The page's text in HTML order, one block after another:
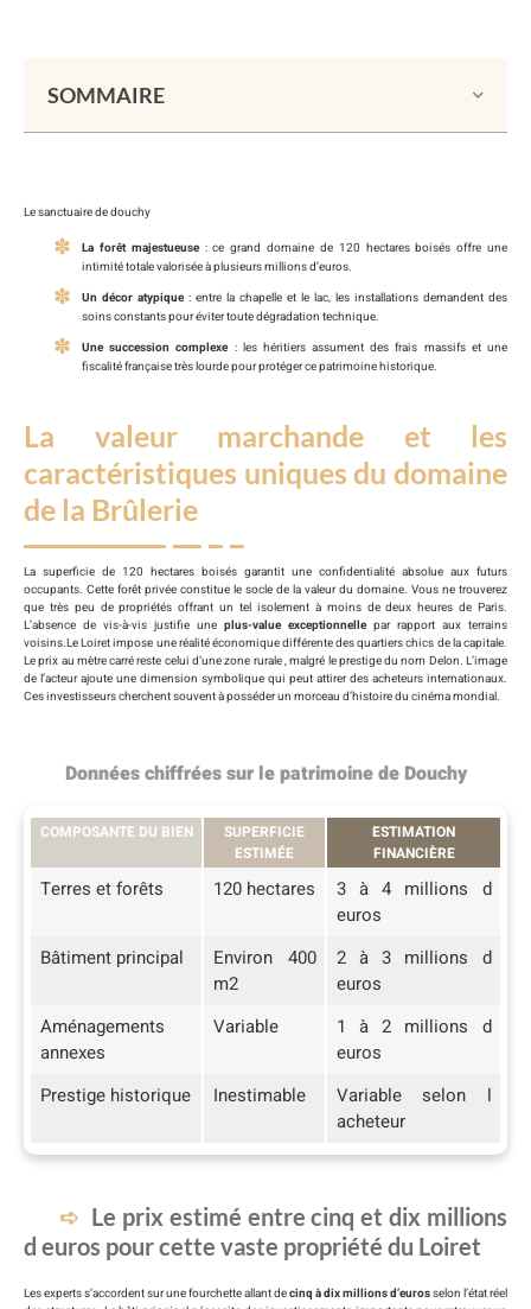
SOMMAIRE
Le sanctuaire de douchy
La forêt majestueuse: ce grand domaine de 120 hectares boisés offre une
intimité totale valorisée à plusieurs millions d’euros.
Un décor atypique: entre la chapelle et le lac, les installations demandent des
soins constants pour éviter toute dégradation technique.
Une succession complexe: les héritiers assument des frais massifs et une
fiscalité française très lourde pour protéger ce patrimoine historique.
La valeur marchande et les
caractéristiques uniques du domaine
de la Brûlerie
La superficie de 120 hectares boisés garantit une confidentialité absolue aux futurs
occupants. Cette forêt privée constitue le socle de la valeur du domaine. Vous ne trouverez
que très peu de propriétés offrant un tel isolement à moins de deux heures de Paris.
L’absence de vis-à-vis justifie une plus-value exceptionnellepar rapport aux terrains
voisins.Le Loiret impose une réalité économique différente des quartiers chics de la capitale.
Le prix au mètre carré reste celui d’une zone rurale , malgré le prestige du nom Delon. L’image
de l’acteur ajoute une dimension symbolique qui peut attirer des acheteurs internationaux.
Ces investisseurs cherchent souvent à posséder un morceau d’histoire du cinéma mondial.
Données chiffrées sur le patrimoine de Douchy
COMPOSANTE DU BIEN
SUPERFICIE
ESTIMÉE
ESTIMATION
FINANCIÈRE
Terres et forêts 120 hectares
3 à 4 millions d
euros
Bâtiment principal
Environ 400
m2
2 à 3 millions d
euros
Aménagements
annexes
Variable
1 à 2 millions d
euros
Prestige historique
Inestimable
Variable selon l
acheteur
Le prix estimé entre cinq et dix millions
d euros pour cette vaste propriété du Loiret
Les experts s’accordent sur une fourchette allant decinq à dix millions d’eurosselon l’état réel